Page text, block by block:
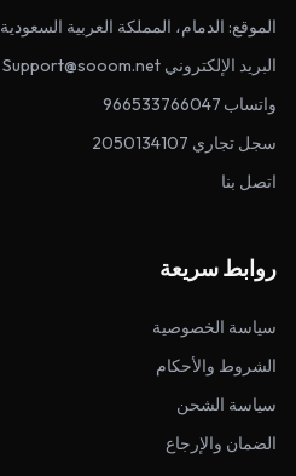
الموقع: الدمام، المملكة العربية السعودية
البريد الإلكتروني Support@sooom.net
واتساب 966533766047
سجل تجاري 2050134107
اتصل بنا
روابط سريعة
سياسة الخصوصية
الشروط والأحكام
سياسة الشحن
الضمان والإرجاع